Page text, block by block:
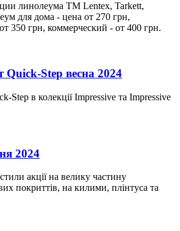
линолеума ТМ Lentex, Tarkett,
для дома - цена от 270 грн,
350 грн, коммерческий - от 400 грн.
Quick-Step весна 2024
Step в колекції Impressive та Impressive
2024
акції на велику частину
покриттів, на килими, плінтуса та